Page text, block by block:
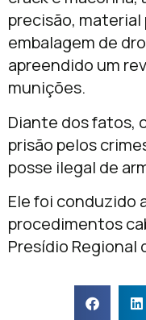
precisão,
embalagem de
apreendido um
munições.
Diante dos fatos,
prisão pelos
posse ilegal de
Ele foi conduzido
procedimentos
Presídio Regional